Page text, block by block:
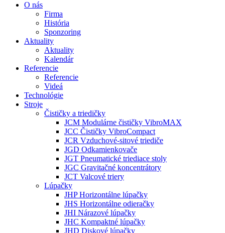
O nás
Firma
História
Sponzoring
Aktuality
Aktuality
Kalendár
Referencie
Referencie
Videá
Technológie
Stroje
Čističky a triedičky
JCM Modulárne čističky VibroMAX
JCC Čističky VibroCompact
JCR Vzduchové-sitové triediče
JGD Odkamienkovače
JGT Pneumatické triediace stoly
JGC Gravitačné koncentrátory
JCT Valcové triery
Lúpačky
JHP Horizontálne lúpačky
JHS Horizontálne odieračky
JHI Nárazové lúpačky
JHC Kompaktné lúpačky
JHD Diskové lúpačky